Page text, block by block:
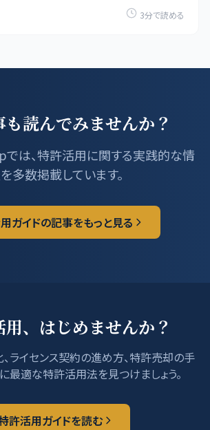
3分で読める
読んでみませんか？
は、特許活用に関する実践的な情
多数掲載しています。
ガイドの記事をもっと見る
、はじめませんか？
ライセンス契約の進め方、特許売却の手
最適な特許活用法を見つけましょう。
許活用ガイドを読む